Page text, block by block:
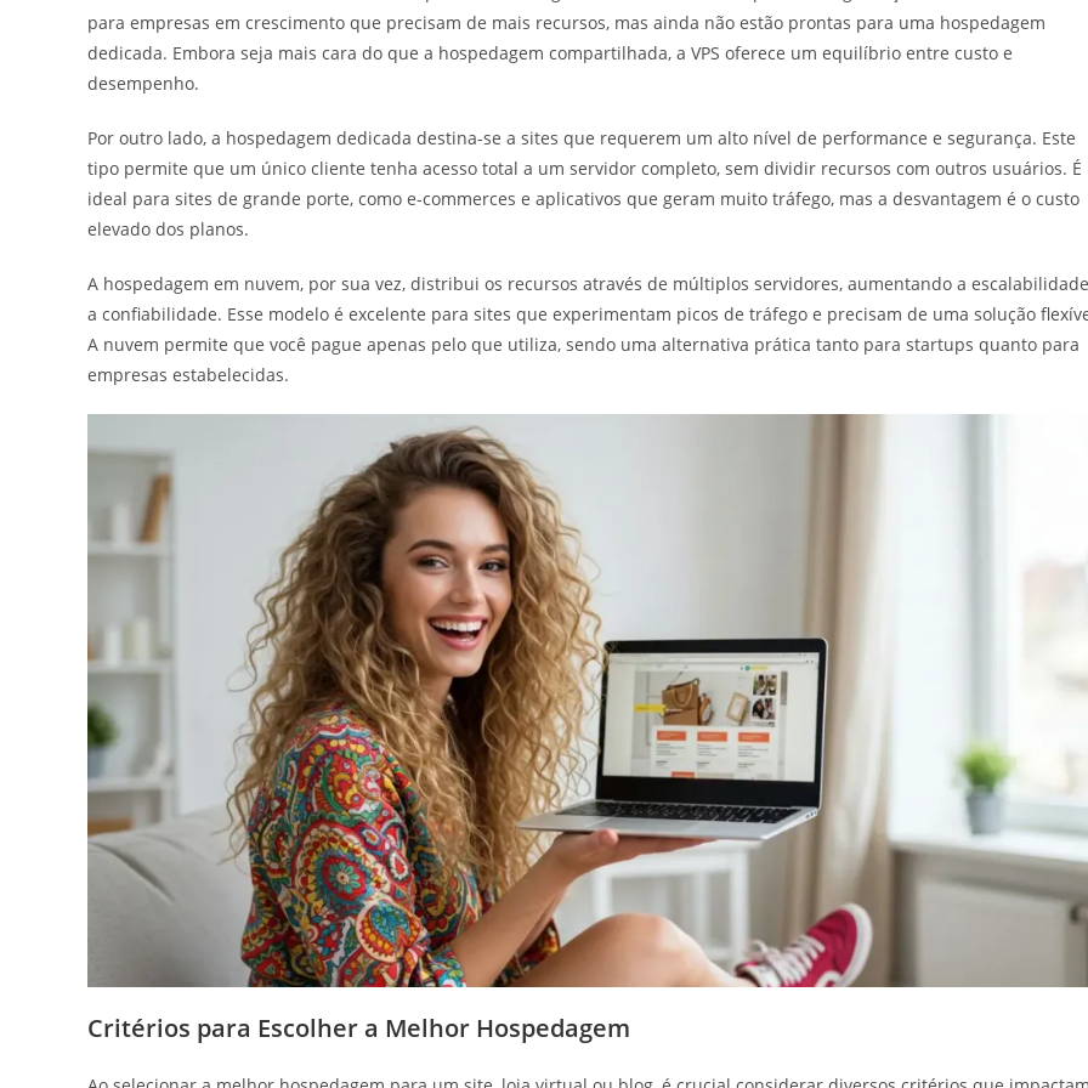
para empresas em crescimento que precisam de mais recursos, mas ainda não estão prontas para uma hospedagem
dedicada. Embora seja mais cara do que a hospedagem compartilhada, a VPS oferece um equilíbrio entre custo e
desempenho.
Por outro lado, a hospedagem dedicada destina-se a sites que requerem um alto nível de performance e segurança. Este
tipo permite que um único cliente tenha acesso total a um servidor completo, sem dividir recursos com outros usuários. É
ideal para sites de grande porte, como e-commerces e aplicativos que geram muito tráfego, mas a desvantagem é o custo
elevado dos planos.
A hospedagem em nuvem, por sua vez, distribui os recursos através de múltiplos servidores, aumentando a
a confiabilidade. Esse modelo é excelente para sites que experimentam picos de tráfego e precisam de uma solução
A nuvem permite que você pague apenas pelo que utiliza, sendo uma alternativa prática tanto para startups quanto para
empresas estabelecidas.
Critérios para Escolher a Melhor Hospedagem